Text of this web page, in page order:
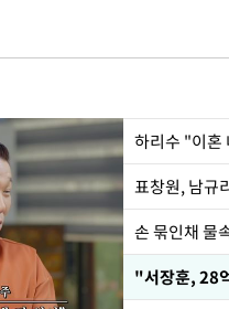
하리수 "이혼
손 묶인채 물
"서장훈, 28